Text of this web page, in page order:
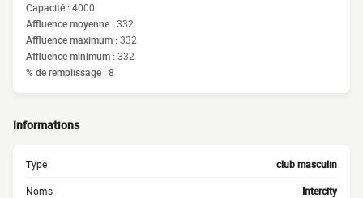
Capacité :4000
Affluence moyenne :332
Affluence maximum :332
Affluence minimum :332
% de remplissage :8
Informations
Type club masculin
Noms Intercity